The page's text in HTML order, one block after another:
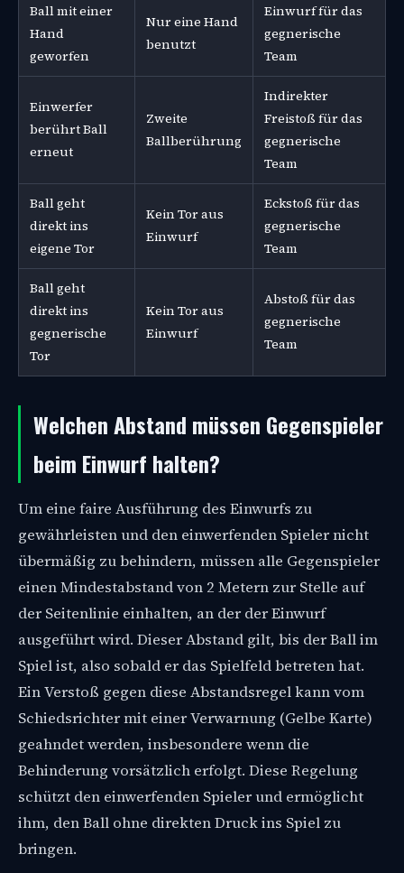
Ball mit einer
Hand
geworfen
Nur eine Hand
benutzt
Einwurf für das
gegnerische
Team
Einwerfer
berührt Ball
erneut
Zweite
Ballberührung
Indirekter
Freistoß für das
gegnerische
Team
Ball geht
direkt ins
eigene Tor
Kein Tor aus
Einwurf
Eckstoß für das
gegnerische
Team
Ball geht
direkt ins
gegnerische
Tor
Kein Tor aus
Einwurf
Abstoß für das
gegnerische
Team
Welchen Abstand müssen Gegenspieler
beim Einwurf halten?
Um eine faire Ausführung des Einwurfs zu
gewährleisten und den einwerfenden Spieler nicht
übermäßig zu behindern, müssen alle Gegenspieler
einen Mindestabstand von 2 Metern zur Stelle auf
der Seitenlinie einhalten, an der der Einwurf
ausgeführt wird. Dieser Abstand gilt, bis der Ball im
Spiel ist, also sobald er das Spielfeld betreten hat.
Ein Verstoß gegen diese Abstandsregel kann vom
Schiedsrichter mit einer Verwarnung (Gelbe Karte)
geahndet werden, insbesondere wenn die
Behinderung vorsätzlich erfolgt. Diese Regelung
schützt den einwerfenden Spieler und ermöglicht
ihm, den Ball ohne direkten Druck ins Spiel zu
bringen.